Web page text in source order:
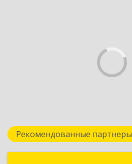
Рекомендованные партнеры